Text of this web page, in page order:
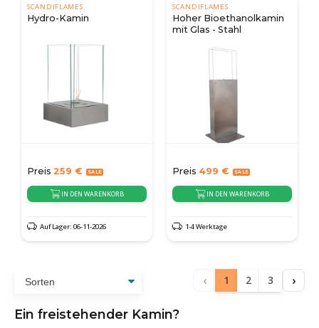
SCANDIFLAMES
Hydro-Kamin
Preis 259 €
IN DEN WARENKORB
Auf Lager: 06-11-2026
SCANDIFLAMES
Hoher Bioethanolkamin
mit Glas - Stahl
Preis 499 €
IN DEN WARENKORB
1-4 Werktage
‹ 1 2 3 ›
Ein freistehender Kamin?